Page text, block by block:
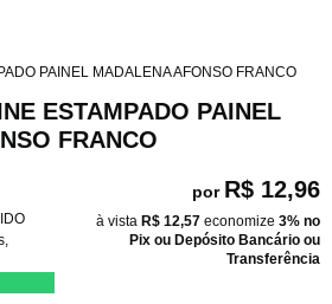
PAINEL MADALENA AFONSO FRANCO
ESTAMPADO PAINEL
FRANCO
por R$ 12,96
à vista R$ 12,57 economize 3% no
Pix ou Depósito Bancário ou
Transferência